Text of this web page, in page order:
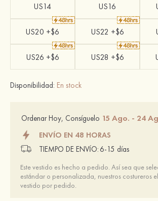
US14 US16
US20 +$6 US22 +$6
US26 +$6 US28 +$6
Disponibilidad: En stock
Ordenar Hoy, Consíguelo 15 Ago. - 24
ENVÍO EN 48 HORAS
TIEMPO DE ENVÍO: 6-15 días
Este vestido es hecho a pedido. Así sea que
estándar o personalizada, nuestros costureros
vestido por pedido.